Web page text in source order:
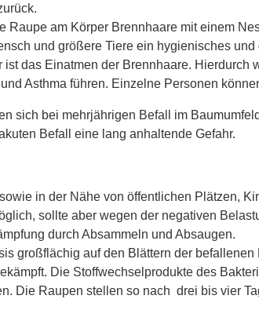
am Körper Brennhaare mit einem
und größere Tiere ein hygienisches
das Einatmen der Brennhaare.
Asthma führen. Einzelne Personen
sich bei mehrjährigen Befall im
Befall eine lang anhaltende Gefahr.
in der Nähe von öffentlichen Plätzen,
sollte aber wegen der negativen
durch Absammeln und Absaugen.
großflächig auf den Blättern der
Die Stoffwechselprodukte des
Die Raupen stellen so nach drei bis vier